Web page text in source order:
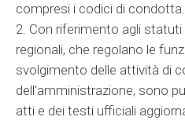
compresi i codici di condotta.
2. Con riferimento agli statuti
regionali, che regolano le
svolgimento delle attività di
dell’amministrazione, sono
atti e dei testi ufficiali